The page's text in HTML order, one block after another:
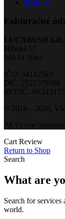
Školenie
Fakturačné
LUCABUSH
Hlboká 57
949 01 Nitra
IČO: 54142563
DIČ: 2121579988
SKDIČ:
© 2016 – 2026,
Ak ťa viac
Cart Review
Return to Shop
Search
What are
Search for services
world.